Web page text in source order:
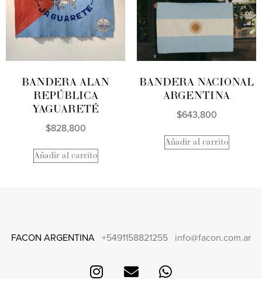
BANDERA ALAN
REPÚBLICA
YAGUARETÉ
$828,800
Añadir al carrito
BANDERA NACIONAL
ARGENTINA
$643,800
Añadir al carrito
FACON ARGENTINA +5491158821255 info@facon.com.ar